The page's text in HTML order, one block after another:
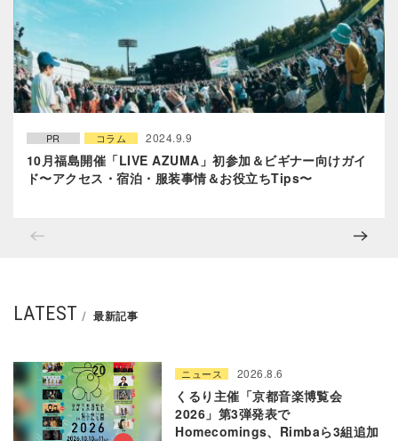
PR コラム 2024.9.9
10月福島開催「LIVE AZUMA」初参加＆ビギナー向けガイ
ド〜アクセス・宿泊・服装事情＆お役立ちTips〜
LATEST 最新記事
ニュース 2026.8.6
くるり主催「京都音楽博覧会
2026」第3弾発表で
Homecomings、Rimbaら3組追加